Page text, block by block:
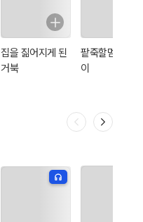
집을 짊어지게 된
거북
팥죽할멈과 호랑
이